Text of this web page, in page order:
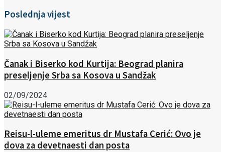
Poslednja vijest
Čanak i Biserko kod Kurtija: Beograd planira
preseljenje Srba sa Kosova u Sandžak
02/09/2024
Reisu-l-uleme emeritus dr Mustafa Cerić: Ovo je
dova za devetnaesti dan posta